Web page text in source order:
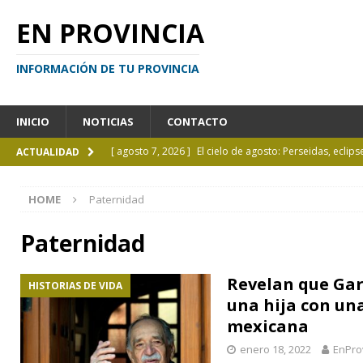
EN PROVINCIA
INFORMACIÓN DE TU PROVINCIA
INICIO NOTICIAS CONTACTO
ACTUALIDAD [ agosto 7, 2026 ] El cielo de agosto: Perseidas,
[ agosto 6, 2026 ]
[ agosto 6, 2026 ]
HOME Paternidad
Paternidad
HISTORIAS DE VIDA
Revelan que
una hija con
mexicana
enero 18, 2022